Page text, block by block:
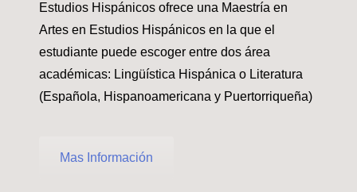
Estudios Hispánicos ofrece una Maestría en
Artes en Estudios Hispánicos en la que el
estudiante puede escoger entre dos área
académicas: Lingüística Hispánica o Literatura
(Española, Hispanoamericana y Puertorriqueña)
Mas Información